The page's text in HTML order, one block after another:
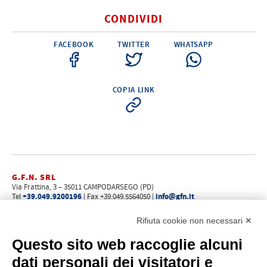
Elettronica - Strumentazione
Arredo - Oggettistica
Sicurezza - Sport
Lubrificanti - Collanti - Vernici - Detergenti
CONDIVIDI
FACEBOOK TWITTER WHATSAPP
COPIA LINK
G.F.N. SRL
Via Frattina, 3 – 35011 CAMPODARSEGO (PD)
Tel+39.049.9200196 | Fax +39.049.5564050 | info@gfn.it
PROFILO
Rifiuta cookie non necessari ✕
Questo sito web raccoglie alcuni
dati personali dei visitatori e